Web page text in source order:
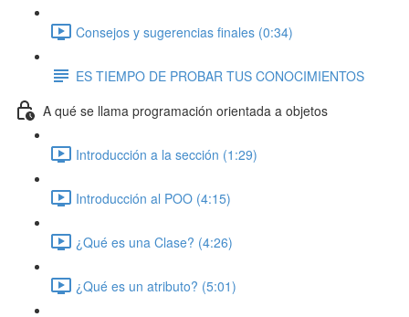
Consejos y sugerencias finales (0:34)
ES TIEMPO DE PROBAR TUS CONOCIMIENTOS
A qué se llama programación orientada a objetos
Introducción a la sección (1:29)
Introducción al POO (4:15)
¿Qué es una Clase? (4:26)
¿Qué es un atributo? (5:01)